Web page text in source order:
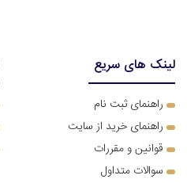
لینک های سریع
راهنمای ثبت نام
راهنمای خرید از سایت
قوانین و مقررات
سوالات متداول